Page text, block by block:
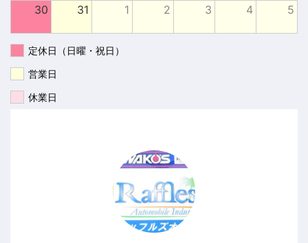
30 31 1 2 3 4 5
定休日（日曜・祝日）
営業日
休業日